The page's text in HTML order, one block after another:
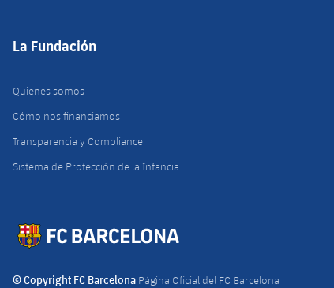
La Fundación
Quienes somos
Cómo nos financiamos
Transparencia y Compliance
Sistema de Protección de la Infancia
© Copyright FC Barcelona Página Oficial del FC Barcelona